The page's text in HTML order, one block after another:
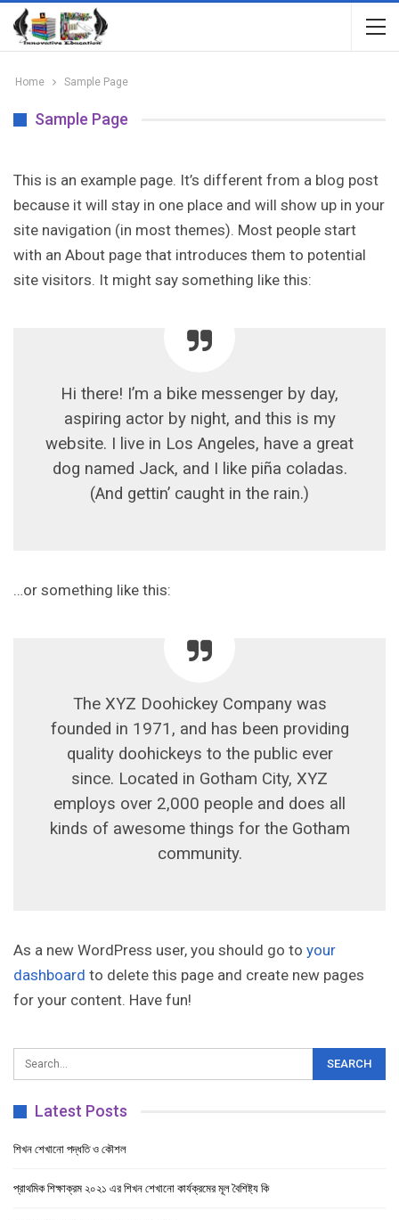
Home Sample Page
Sample Page
This is an example page. It’s different from a blog post
because it will stay in one place and will show up in your
site navigation (in most themes). Most people start
with an About page that introduces them to potential
site visitors. It might say something like this:
Hi there! I’m a bike messenger by day,
aspiring actor by night, and this is my
website. I live in Los Angeles, have a great
dog named Jack, and I like piña coladas.
(And gettin’ caught in the rain.)
…or something like this:
The XYZ Doohickey Company was
founded in 1971, and has been providing
quality doohickeys to the public ever
since. Located in Gotham City, XYZ
employs over 2,000 people and does all
kinds of awesome things for the Gotham
community.
As a new WordPress user, you should go to your
dashboard to delete this page and create new pages
for your content. Have fun!
Latest Posts
শিখন শেখানো পদ্ধতি ও কৌশল
প্রাথমিক শিক্ষাক্রম ২০২১ এর শিখন শেখানো কার্যক্রমের মূল বৈশিষ্ট্য কি